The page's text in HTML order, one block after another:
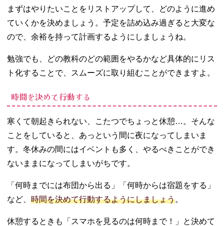
まずはやりたいことをリストアップして、どのように進め
ていくかを決めましょう。予定を詰め込み過ぎると大変な
ので、余裕を持って計画するようにしましょうね。
勉強でも、どの教科のどの範囲をやるかなど具体的にリス
ト化することで、スムーズに取り組むことができますよ。
時間を決めて行動する
寒くて朝起きられない、こたつでちょっと休憩…。そんな
ことをしていると、あっという間に夜になってしまいま
す。冬休みの間にはイベントも多く、やるべきことができ
ないままになってしまいがちです。
「何時までには布団から出る」「何時からは宿題をする」
など、 時間を決めて行動するようにしましょう。
休憩するときも「スマホを見るのは何時まで！」と決めて